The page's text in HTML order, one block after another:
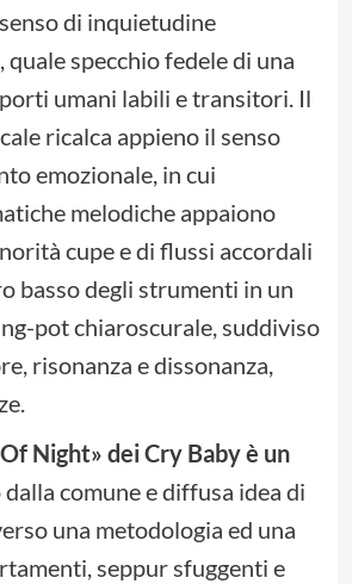
di inquietudine
quale specchio fedele di una
umani labili e transitori. Il
ricalca appieno il senso
emozionale, in cui
melodiche appaiono
cupe e di flussi accordali
basso degli strumenti in un
pot chiaroscurale, suddiviso
risonanza e dissonanza,
Night» dei Cry Baby è un
comune e diffusa idea di
una metodologia ed una
seppur sfuggenti e